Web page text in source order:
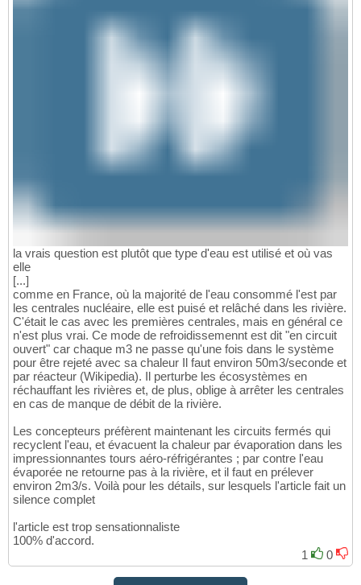
la vrais question est plutôt que type d'eau est utilisé et où vas
elle
[...]
comme en France, où la majorité de l'eau consommé l'est par
les centrales nucléaire, elle est puisé et relâché dans les rivière.
C'était le cas avec les premières centrales, mais en général ce
n'est plus vrai. Ce mode de refroidissemennt est dit "en circuit
ouvert" car chaque m3 ne passe qu'une fois dans le système
pour être rejeté avec sa chaleur Il faut environ 50m3/seconde et
par réacteur (Wikipedia). Il perturbe les écosystèmes en
réchauffant les rivières et, de plus, oblige à arrêter les centrales
en cas de manque de débit de la rivière.
Les concepteurs préfèrent maintenant les circuits fermés qui
recyclent l'eau, et évacuent la chaleur par évaporation dans les
impressionnantes tours aéro-réfrigérantes ; par contre l'eau
évaporée ne retourne pas à la rivière, et il faut en prélever
environ 2m3/s. Voilà pour les détails, sur lesquels l'article fait un
silence complet
l'article est trop sensationnaliste
100% d'accord.
1
0